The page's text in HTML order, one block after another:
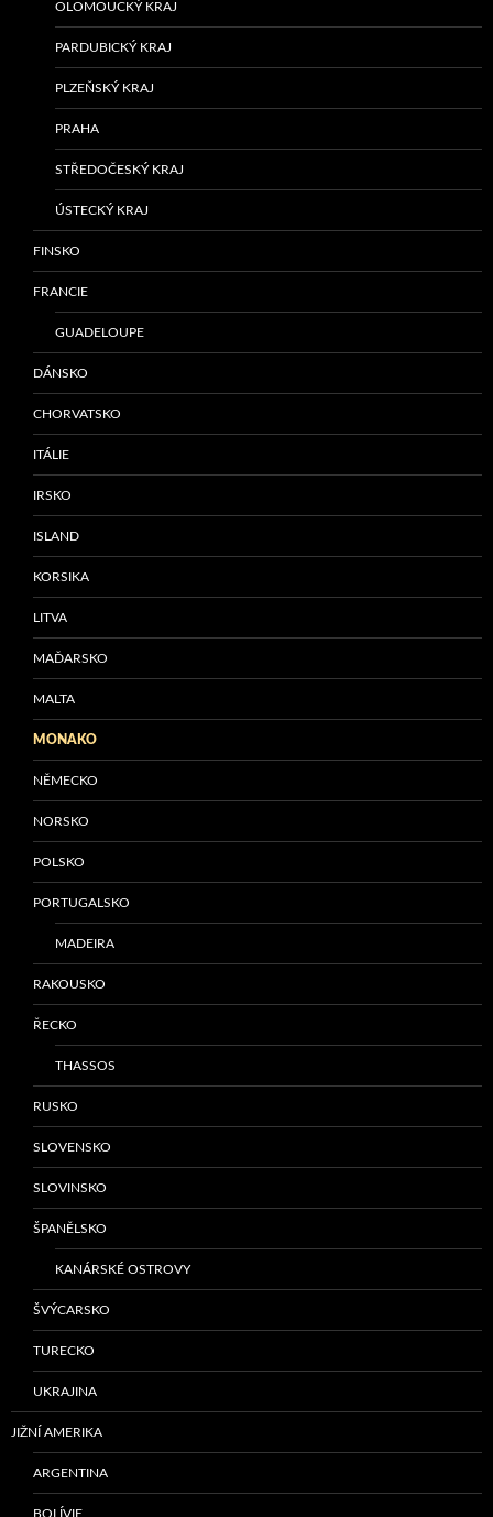
OLOMOUCKÝ KRAJ
PARDUBICKÝ KRAJ
PLZEŇSKÝ KRAJ
PRAHA
STŘEDOČESKÝ KRAJ
ÚSTECKÝ KRAJ
FINSKO
FRANCIE
GUADELOUPE
DÁNSKO
CHORVATSKO
ITÁLIE
IRSKO
ISLAND
KORSIKA
LITVA
MAĎARSKO
MALTA
MONAKO
NĚMECKO
NORSKO
POLSKO
PORTUGALSKO
MADEIRA
RAKOUSKO
ŘECKO
THASSOS
RUSKO
SLOVENSKO
SLOVINSKO
ŠPANĚLSKO
KANÁRSKÉ OSTROVY
ŠVÝCARSKO
TURECKO
UKRAJINA
JIŽNÍ AMERIKA
ARGENTINA
BOLÍVIE